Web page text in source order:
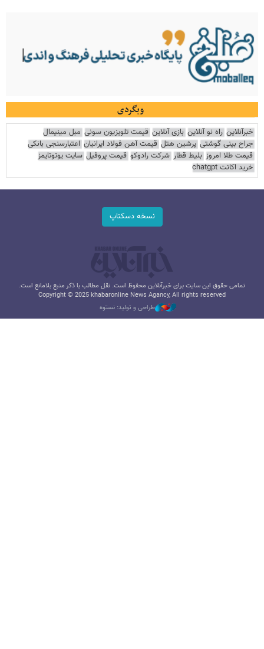
وبگردی
خبرآنلاین راه نو آنلاین بازی آنلاین قیمت تلویزیون سونی مبل مینیمال
جراح بینی گوشتی پرشین هتل قیمت آهن فولاد ایرانیان اعتبارسنجی بانکی
قیمت طلا امروز بلیط قطار شرکت رادوکو قیمت پروفیل سایت یوتوتایمز
خرید اکانت chatgpt
نسخه دسکتاپ
تمامی حقوق این سایت برای خبرآنلاین محفوظ است. نقل مطالب با ذکر منبع بلامانع است.
Copyright © 2025 khabaronline News Agancy, All rights reserved
طراحی و تولید: نستوه